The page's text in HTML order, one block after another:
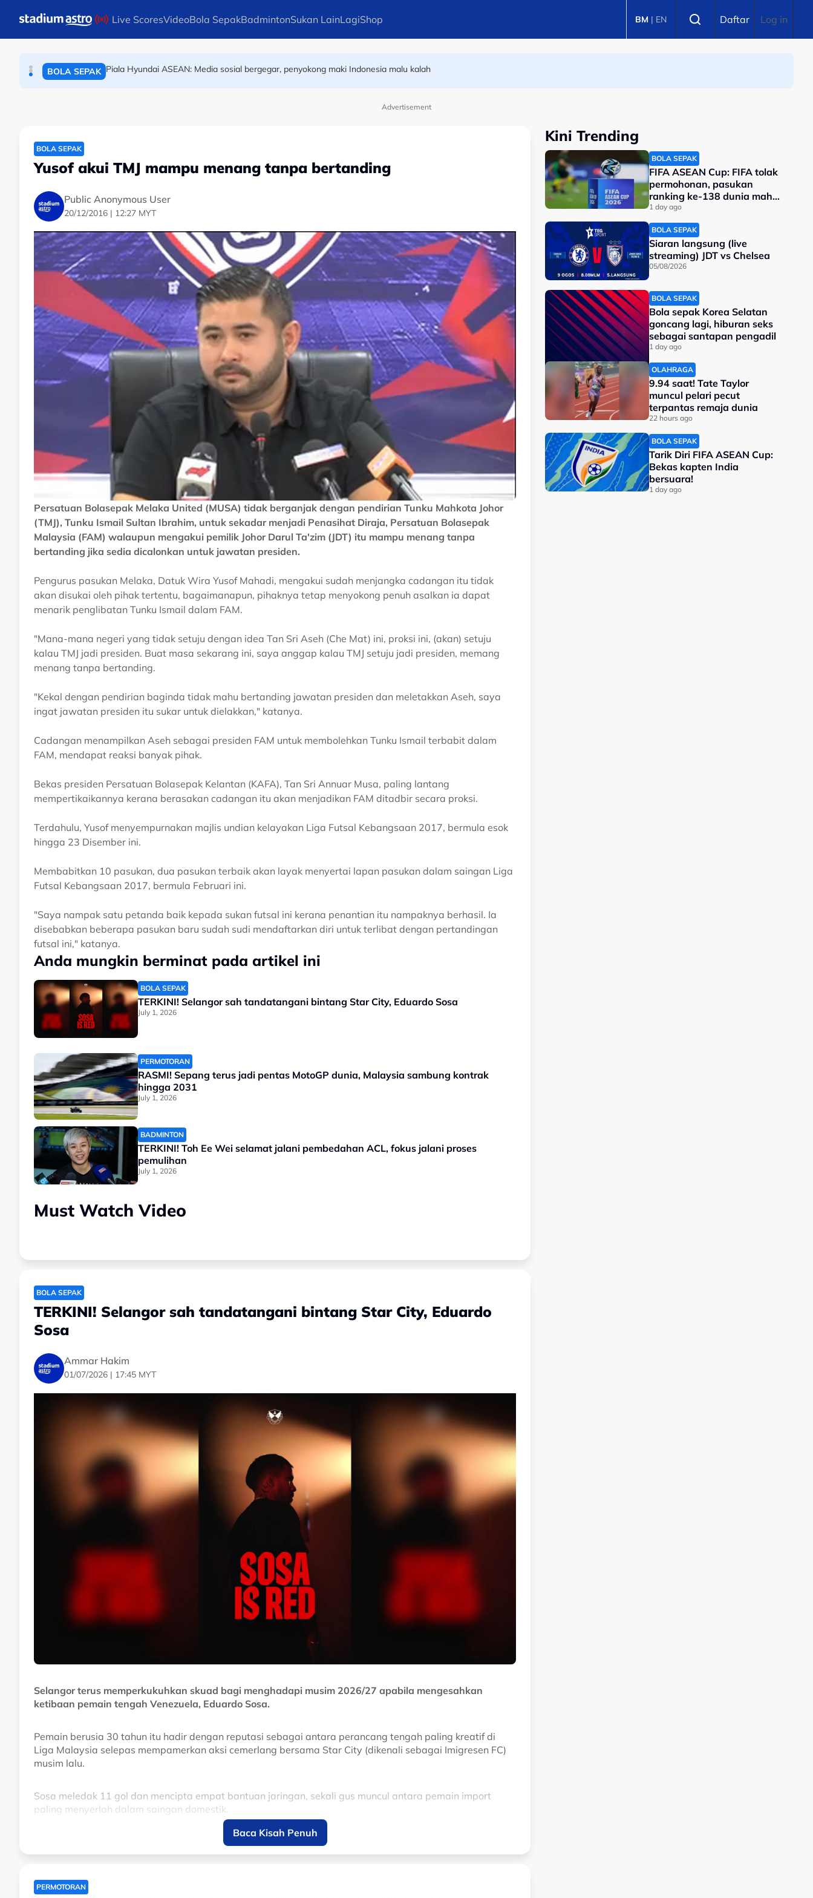
Live ScoresVideoBola SepakBadmintonSukan LainLagiShop BM | EN Daftar Log in
BOLA SEPAK
BOLA SEPAK Kelab Liga Super lancar jelajah konvoi Semenanjung Malaysia
Advertisement
BOLA SEPAK
Yusof akui TMJ mampu menang tanpa bertanding
Public Anonymous User
20/12/2016 | 12:27 MYT
Persatuan Bolasepak Melaka United (MUSA) tidak berganjak dengan pendirian Tunku Mahkota Johor
(TMJ), Tunku Ismail Sultan Ibrahim, untuk sekadar menjadi Penasihat Diraja, Persatuan Bolasepak
Malaysia (FAM) walaupun mengakui pemilik Johor Darul Ta'zim (JDT) itu mampu menang tanpa
bertanding jika sedia dicalonkan untuk jawatan presiden.
Pengurus pasukan Melaka, Datuk Wira Yusof Mahadi, mengakui sudah menjangka cadangan itu tidak
akan disukai oleh pihak tertentu, bagaimanapun, pihaknya tetap menyokong penuh asalkan ia dapat
menarik penglibatan Tunku Ismail dalam FAM.
"Mana-mana negeri yang tidak setuju dengan idea Tan Sri Aseh (Che Mat) ini, proksi ini, (akan) setuju
kalau TMJ jadi presiden. Buat masa sekarang ini, saya anggap kalau TMJ setuju jadi presiden, memang
menang tanpa bertanding.
"Kekal dengan pendirian baginda tidak mahu bertanding jawatan presiden dan meletakkan Aseh, saya
ingat jawatan presiden itu sukar untuk dielakkan," katanya.
Cadangan menampilkan Aseh sebagai presiden FAM untuk membolehkan Tunku Ismail terbabit dalam
FAM, mendapat reaksi banyak pihak.
Bekas presiden Persatuan Bolasepak Kelantan (KAFA), Tan Sri Annuar Musa, paling lantang
mempertikaikannya kerana berasakan cadangan itu akan menjadikan FAM ditadbir secara proksi.
Terdahulu, Yusof menyempurnakan majlis undian kelayakan Liga Futsal Kebangsaan 2017, bermula esok
hingga 23 Disember ini.
Membabitkan 10 pasukan, dua pasukan terbaik akan layak menyertai lapan pasukan dalam saingan Liga
Futsal Kebangsaan 2017, bermula Februari ini.
"Saya nampak satu petanda baik kepada sukan futsal ini kerana penantian itu nampaknya berhasil. Ia
disebabkan beberapa pasukan baru sudah sudi mendaftarkan diri untuk terlibat dengan pertandingan
futsal ini," katanya.
Anda mungkin berminat pada artikel ini
BOLA SEPAK
TERKINI! Selangor sah tandatangani bintang Star City, Eduardo Sosa
July 1, 2026
PERMOTORAN
RASMI! Sepang terus jadi pentas MotoGP dunia, Malaysia sambung kontrak
hingga 2031
July 1, 2026
BADMINTON
TERKINI! Toh Ee Wei selamat jalani pembedahan ACL, fokus jalani proses
pemulihan
July 1, 2026
Must Watch Video
BOLA SEPAK
TERKINI! Selangor sah tandatangani bintang Star City, Eduardo
Sosa
Ammar Hakim
01/07/2026 | 17:45 MYT
Selangor terus memperkukuhkan skuad bagi menghadapi musim 2026/27 apabila mengesahkan
ketibaan pemain tengah Venezuela, Eduardo Sosa.
Pemain berusia 30 tahun itu hadir dengan reputasi sebagai antara perancang tengah paling kreatif di
Liga Malaysia selepas mempamerkan aksi cemerlang bersama Star City (dikenali sebagai Imigresen FC)
musim lalu.
Sosa meledak 11 gol dan mencipta empat bantuan jaringan, sekali gus muncul antara pemain import
paling menyerlah dalam saingan domestik.
Kehadirannya dijangka menambah dimensi baharu kepada jentera tengah Gergasi Merah menerusi
kreativiti, kawalan permainan dan kebolehan menghasilkan hantaran yang mampu memecahkan benteng
Baca Kisah Penuh
PERMOTORAN
Kini Trending
BOLA SEPAK
FIFA ASEAN Cup: FIFA tolak
permohonan, pasukan
ranking ke-138 dunia mahu
tarik diri?
1 day ago
BOLA SEPAK
Siaran langsung (live
streaming) JDT vs Chelsea
05/08/2026
BOLA SEPAK
Bola sepak Korea Selatan
goncang lagi, hiburan seks
sebagai santapan pengadil
1 day ago
OLAHRAGA
9.94 saat! Tate Taylor
muncul pelari pecut
terpantas remaja dunia
22 hours ago
BOLA SEPAK
Tarik Diri FIFA ASEAN Cup:
Bekas kapten India
bersuara!
1 day ago